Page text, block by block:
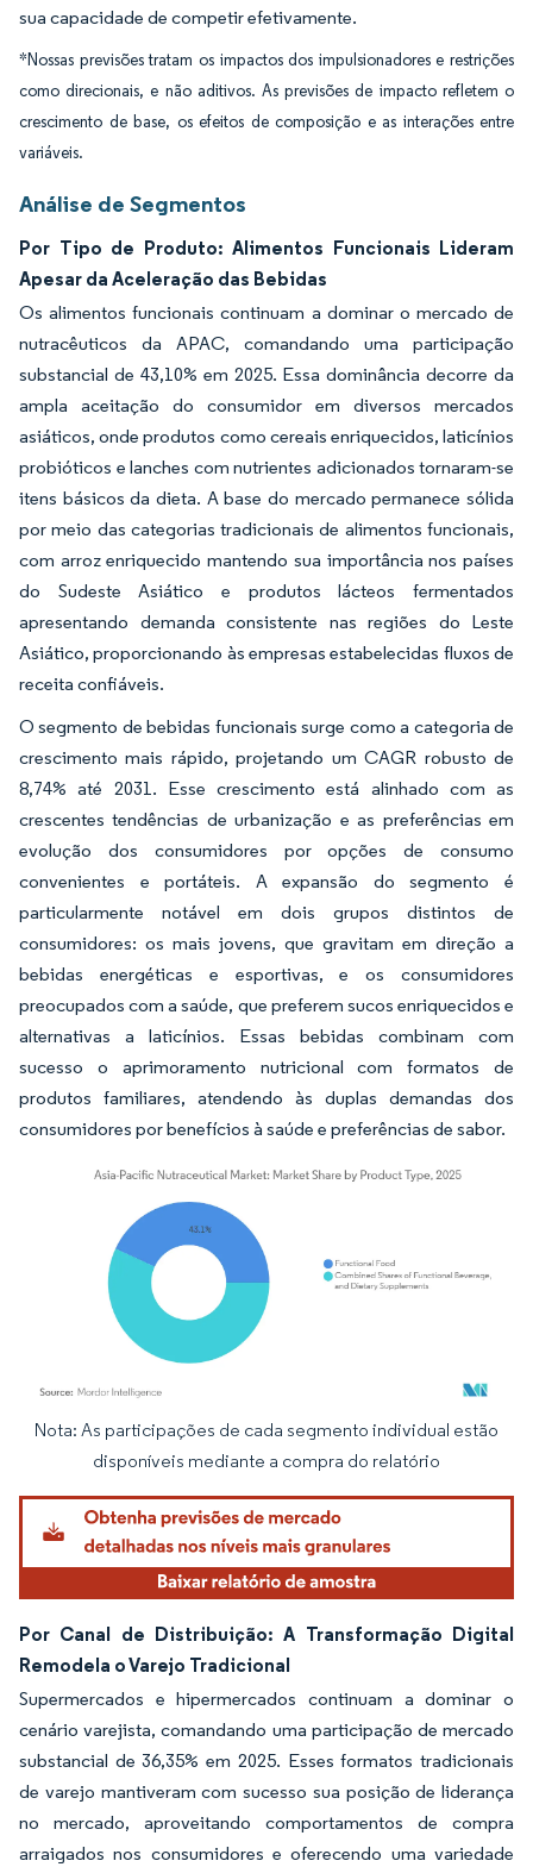
sua capacidade de competir efetivamente.
*Nossas previsões tratam os impactos dos impulsionadores e restrições
como direcionais, e não aditivos. As previsões de impacto refletem o
crescimento de base, os efeitos de composição e as interações entre
variáveis.
Análise de Segmentos
Por Tipo de Produto: Alimentos Funcionais Lideram
Apesar da Aceleração das Bebidas
Os alimentos funcionais continuam a dominar o mercado de
nutracêuticos da APAC, comandando uma participação
substancial de 43,10% em 2025. Essa dominância decorre da
ampla aceitação do consumidor em diversos mercados
asiáticos, onde produtos como cereais enriquecidos, laticínios
probióticos e lanches com nutrientes adicionados tornaram-se
itens básicos da dieta. A base do mercado permanece sólida
por meio das categorias tradicionais de alimentos funcionais,
com arroz enriquecido mantendo sua importância nos países
do Sudeste Asiático e produtos lácteos fermentados
apresentando demanda consistente nas regiões do Leste
Asiático, proporcionando às empresas estabelecidas fluxos de
receita confiáveis.
O segmento de bebidas funcionais surge como a categoria de
crescimento mais rápido, projetando um CAGR robusto de
8,74% até 2031. Esse crescimento está alinhado com as
crescentes tendências de urbanização e as preferências em
evolução dos consumidores por opções de consumo
convenientes e portáteis. A expansão do segmento é
particularmente notável em dois grupos distintos de
consumidores: os mais jovens, que gravitam em direção a
bebidas energéticas e esportivas, e os consumidores
preocupados com a saúde, que preferem sucos enriquecidos e
alternativas a laticínios. Essas bebidas combinam com
sucesso o aprimoramento nutricional com formatos de
produtos familiares, atendendo às duplas demandas dos
consumidores por benefícios à saúde e preferências de sabor.
Imagem © Mordor Intelligence. O reuso requer atribuição conforme CC BY 4.0.
Nota: As participações de cada segmento individual estão
disponíveis mediante a compra do relatório
Por Canal de Distribuição: A Transformação Digital
Remodela o Varejo Tradicional
Supermercados e hipermercados continuam a dominar o
cenário varejista, comandando uma participação de mercado
substancial de 36,35% em 2025. Esses formatos tradicionais
de varejo mantiveram com sucesso sua posição de liderança
no mercado, aproveitando comportamentos de compra
arraigados nos consumidores e oferecendo uma variedade